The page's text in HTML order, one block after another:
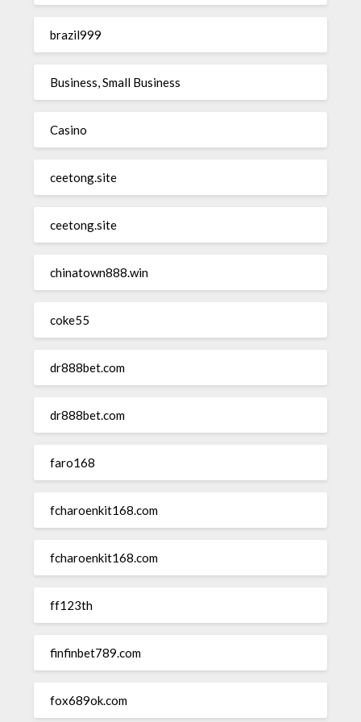
brazil999
Business, Small Business
Casino
ceetong.site
ceetong.site
chinatown888.win
coke55
dr888bet.com
dr888bet.com
faro168
fcharoenkit168.com
fcharoenkit168.com
ff123th
finfinbet789.com
fox689ok.com